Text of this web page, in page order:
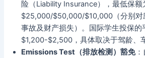
险（Liability Insurance），最低保额
$25,000/$50,000/$10,000（分别对
事故及财产损失）。国际学生投保的
$1,200-$2,500，具体取决于驾龄、
Emissions Test（排放检测）豁免：